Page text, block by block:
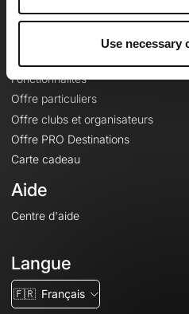
Use necessary
Fonctionnalités
Offre particuliers
Offre clubs et organisateurs
Offre PRO Destinations
Carte cadeau
Aide
Centre d'aide
Langue
🇫🇷 Français